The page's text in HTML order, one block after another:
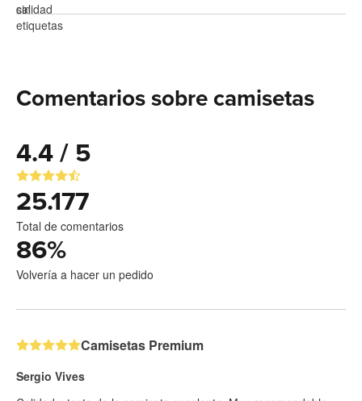
Comentarios sobre camisetas
4.4 / 5
25.177
Total de comentarios
86%
Volvería a hacer un pedido
Camisetas Premium
Sergio Vives